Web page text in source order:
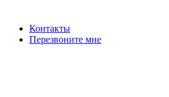
Контакты
Перезвоните мне